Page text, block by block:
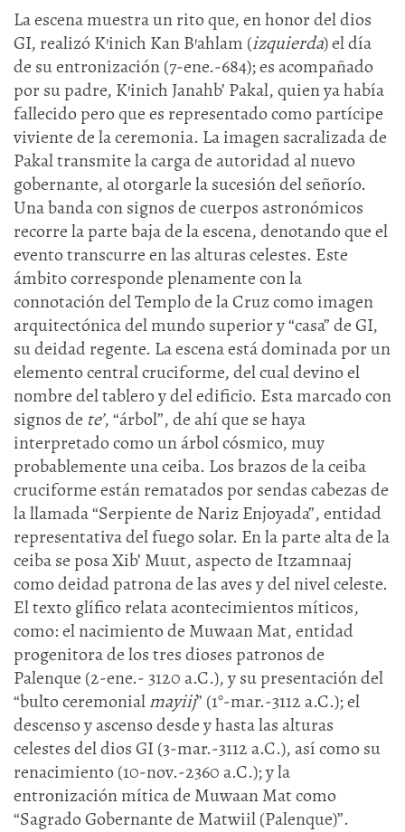
La escena muestra un rito que, en honor del dios
GI, realizó K’inich Kan B’ahlam (izquierda) el día
de su entronización (7-ene.-684); es acompañado
por su padre, K’inich Janahb’ Pakal, quien ya había
fallecido pero que es representado como partícipe
viviente de la ceremonia. La imagen sacralizada de
Pakal transmite la carga de autoridad al nuevo
gobernante, al otorgarle la sucesión del señorío.
Una banda con signos de cuerpos astronómicos
recorre la parte baja de la escena, denotando que el
evento transcurre en las alturas celestes. Este
ámbito corresponde plenamente con la
connotación del Templo de la Cruz como imagen
arquitectónica del mundo superior y “casa” de GI,
su deidad regente. La escena está dominada por un
elemento central cruciforme, del cual devino el
nombre del tablero y del edificio. Esta marcado con
signos de te’, “árbol”, de ahí que se haya
interpretado como un árbol cósmico, muy
probablemente una ceiba. Los brazos de la ceiba
cruciforme están rematados por sendas cabezas de
la llamada “Serpiente de Nariz Enjoyada”, entidad
representativa del fuego solar. En la parte alta de la
ceiba se posa Xib’ Muut, aspecto de Itzamnaaj
como deidad patrona de las aves y del nivel celeste.
El texto glífico relata acontecimientos míticos,
como: el nacimiento de Muwaan Mat, entidad
progenitora de los tres dioses patronos de
Palenque (2-ene.- 3120 a.C.), y su presentación del
“bulto ceremonialmayiij” (1°-mar.-3112 a.C.); el
descenso y ascenso desde y hasta las alturas
celestes del dios GI (3-mar.-3112 a.C.), así como su
renacimiento (10-nov.-2360 a.C.); y la
entronización mítica de Muwaan Mat como
“Sagrado Gobernante de Matwiil (Palenque)”.